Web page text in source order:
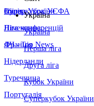
Збірна України
Італія
Німеччина
Франція
Нідерланди
Туреччина
Португалія
Суперкубок УЄФА
Ліга конференцій
ЛЧ - Top News
Україна
Україна
Перша ліга
Друга ліга
Кубок України
Суперкубок України